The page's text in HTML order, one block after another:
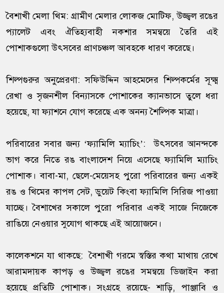
বৈশাখী মেলা থিম: গ্রামীণ মেলার লোকজ মোটিফ, উজ্জ্বল রঙের
প্যালেট এবং ঐতিহ্যবাহী নকশার সমন্বয়ে তৈরি এই
পোশাকগুলো উৎসবের প্রাণচঞ্চল আবহকে ধারণ করেছে।
শিল্পগুরুর অনুপ্রেরণা: সফিউদ্দিন আহমেদের শিল্পকর্মের সূক্ষ্ম
রেখা ও সৃজনশীল বিন্যাসকে পোশাকের ক্যানভাসে তুলে ধরা
হয়েছে, যা ফ্যাশনে যোগ করেছে এক অনন্য শৈল্পিক মাত্রা।
পরিবারের সবার জন্য ‘ফ্যামিলি ম্যাচিং’: উৎসবের আনন্দকে
ভাগ করে নিতে রঙ বাংলাদেশ নিয়ে এসেছে ফ্যামিলি ম্যাচিং
পোশাক। বাবা-মা, ছেলে-মেয়েসহ পুরো পরিবারের জন্য একই
রঙ ও থিমের কাপল সেট, ডুয়েট কিংবা ফ্যামিলি সিরিজ পাওয়া
যাচ্ছে। বৈশাখের সকালে পুরো পরিবার একই সাজে নিজেকে
রাঙিয়ে নেওয়ার সুযোগ থাকছে এই আয়োজনে।
কালেকশনে যা থাকছে: বৈশাখী গরমে স্বস্তির কথা মাথায় রেখে
আরামদায়ক কাপড় ও উজ্জ্বল রঙের সমন্বয়ে ডিজাইন করা
হয়েছে প্রতিটি পোশাক। সংগ্রহে রয়েছে- শাড়ি, পাঞ্জাবি ও